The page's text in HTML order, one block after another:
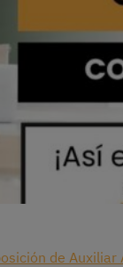
de